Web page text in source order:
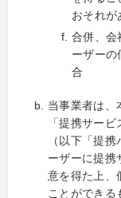
おそれが
合併、会
ーザーの
合
当事業者は、
「提携サー
（以下「提
ーザーに提携
意を得た上、
ことができる